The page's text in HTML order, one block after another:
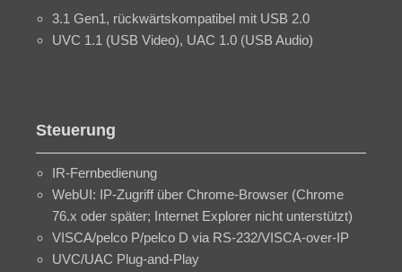
3.1 Gen1, rückwärtskompatibel mit USB 2.0
UVC 1.1 (USB Video), UAC 1.0 (USB Audio)
Steuerung
IR-Fernbedienung
WebUI: IP-Zugriff über Chrome-Browser (Chrome
76.x oder später; Internet Explorer nicht unterstützt)
VISCA/pelco P/pelco D via RS-232/VISCA-over-IP
UVC/UAC Plug-and-Play